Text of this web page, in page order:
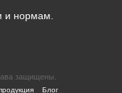
и нормам.
защищены.
Блог